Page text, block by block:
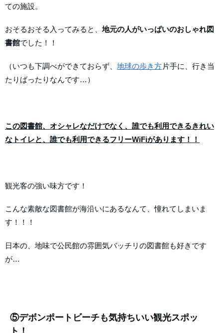
ての施設。
おそるおそる入ってみると、地元の人がいっぱいのおしゃれ図
書館でした！！
（いつも下調べができておらず、 地球の歩き方 片手に、行き当
たりばったりなんです…）
この図書館、オシャレなだけでなく、誰でも利用できるきれい
なトイレと、誰でも利用できるフリーWiFiがあります！！
観光客の強い味方です！
こんな素敵な図書館が海沿いにあるなんて、憧れてしまいま
す！！！
日本の、地味で公民館の雰囲気バッチリの図書館も好きです
が…
⑤デボンポートビーチも気持ちいい観光スポッ
ト！